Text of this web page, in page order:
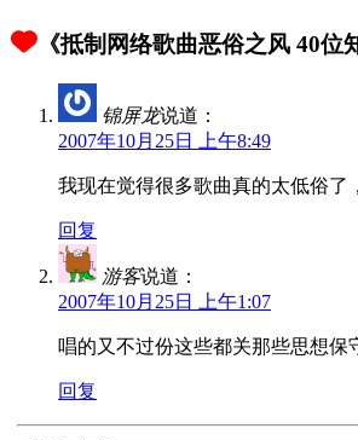
《抵制网络歌曲恶俗之风 40
锦屏龙说道：
2007年10月25日 上午8:49
我现在觉得很多歌曲真的太低俗了
回复
游客说道：
2007年10月25日 上午1:07
唱的又不过份这些都关那些思想保
回复